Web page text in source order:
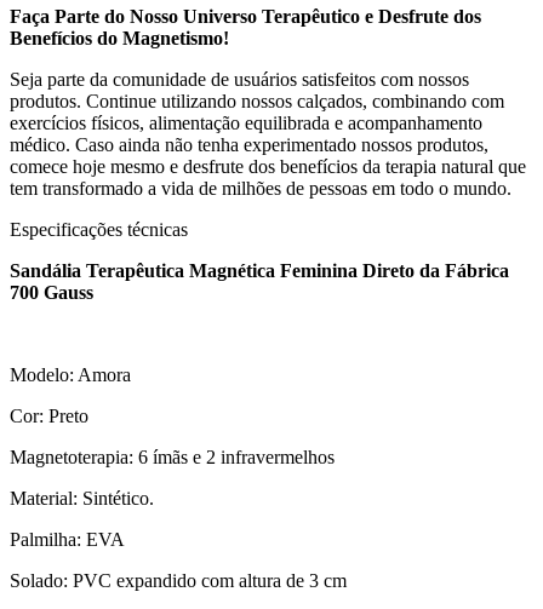
Faça Parte do Nosso Universo Terapêutico e Desfrute dos
Benefícios do Magnetismo!
Seja parte da comunidade de usuários satisfeitos com nossos
produtos. Continue utilizando nossos calçados, combinando com
exercícios físicos, alimentação equilibrada e acompanhamento
médico. Caso ainda não tenha experimentado nossos produtos,
comece hoje mesmo e desfrute dos benefícios da terapia natural que
tem transformado a vida de milhões de pessoas em todo o mundo.
Especificações técnicas
Sandália Terapêutica Magnética Feminina Direto da Fábrica
700 Gauss
Modelo: Amora
Cor: Preto
Magnetoterapia: 6 ímãs e 2 infravermelhos
Material: Sintético.
Palmilha: EVA
Solado: PVC expandido com altura de 3 cm